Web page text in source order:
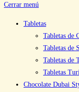
Cerrar menú
Tabletas
Tabletas de
Tabletas de
Tabletas de
Tabletas
Chocolate Dubai